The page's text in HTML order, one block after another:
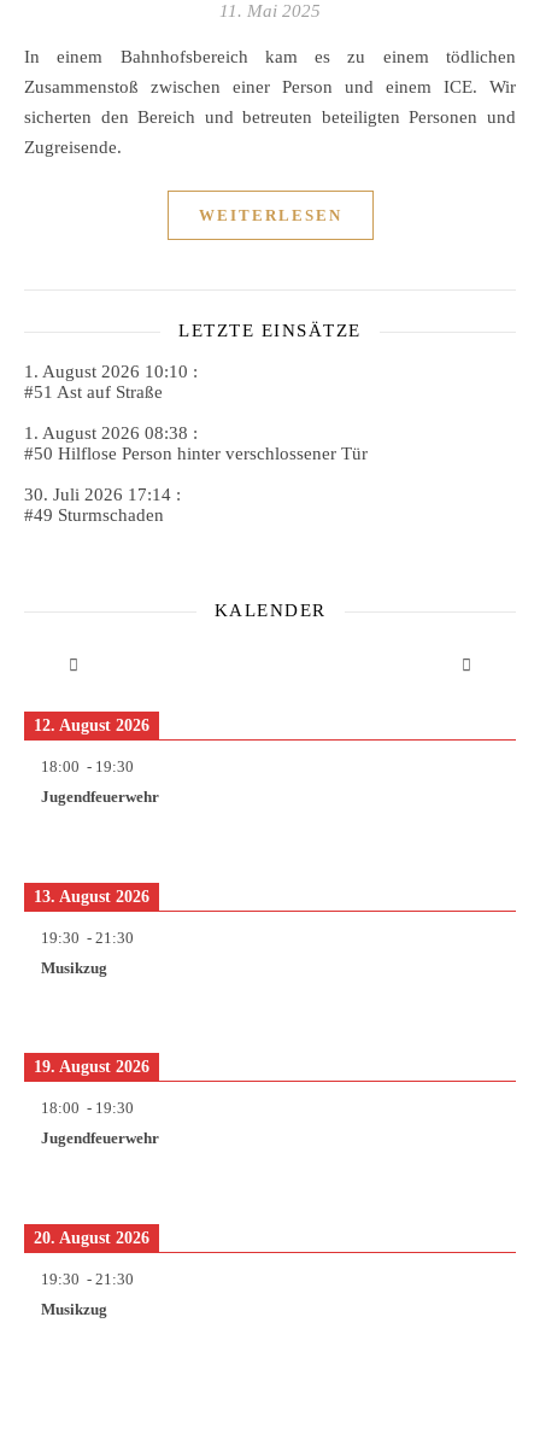
11. Mai 2025
In einem Bahnhofsbereich kam es zu einem tödlichen
Zusammenstoß zwischen einer Person und einem ICE. Wir
sicherten den Bereich und betreuten beteiligten Personen und
Zugreisende.
WEITERLESEN
LETZTE EINSÄTZE
1. August 2026 10:10 :
#51 Ast auf Straße
1. August 2026 08:38 :
#50 Hilflose Person hinter verschlossener Tür
30. Juli 2026 17:14 :
#49 Sturmschaden
KALENDER
12. August 2026
18:00 - 19:30
Jugendfeuerwehr
13. August 2026
19:30 - 21:30
Musikzug
19. August 2026
18:00 - 19:30
Jugendfeuerwehr
20. August 2026
19:30 - 21:30
Musikzug